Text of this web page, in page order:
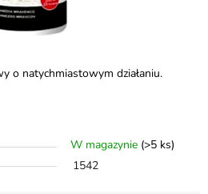
o natychmiastowym działaniu.
W magazynie (>5 ks)
1542